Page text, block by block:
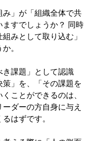
」が「組織全体で共
すでしょうか？ 同時
みとして取り込む」
。
き課題」として認識
策」を、「その課題を
ことができるのは、
ダーの方自身に与え
はずです。